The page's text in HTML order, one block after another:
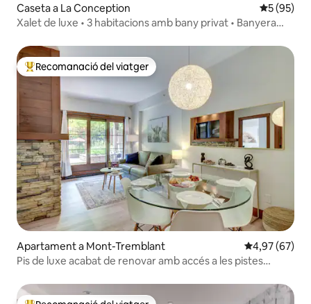
Caseta a La Conception 5 de
5 (95)
Xalet de luxe • 3 habitacions amb bany privat • Banyera
Principals recomanacions dels viatgers
Recomanació del viatger
Apartament a Mont-Tremblant 4,97 de
4,97 (67)
Pis de luxe acabat de renovar amb accés a les pistes